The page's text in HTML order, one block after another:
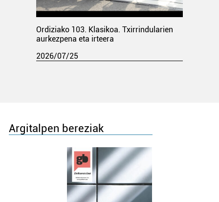
Ordiziako 103. Klasikoa. Txirrindularien
aurkezpena eta irteera
2026/07/25
Argitalpen bereziak